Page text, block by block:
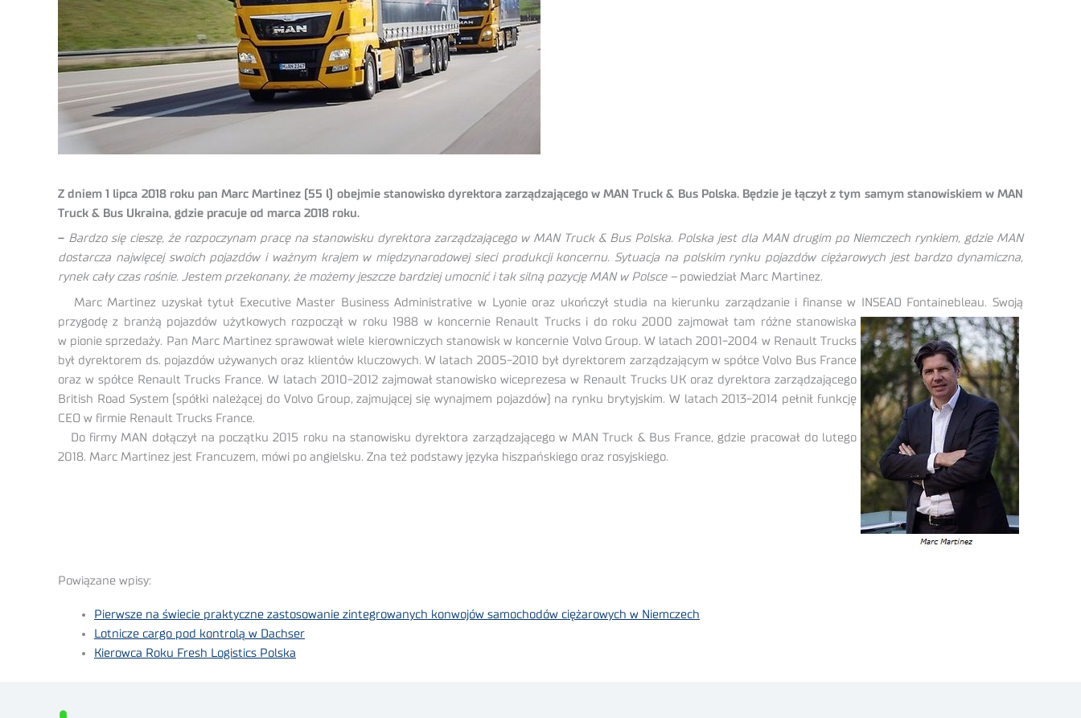
Z dniem 1 lipca 2018 roku pan Marc Martinez (55 l) obejmie stanowisko dyrektora zarządzającego w MAN Truck & Bus Polska. Będzie je łączył z tym samym stanowiskiem w MAN
Truck & Bus Ukraina, gdzie pracuje od marca 2018 roku.
– Bardzo się cieszę, że rozpoczynam pracę na stanowisku dyrektora zarządzającego w MAN Truck & Bus Polska. Polska jest dla MAN drugim po Niemczech rynkiem, gdzie MAN
dostarcza najwięcej swoich pojazdów i ważnym krajem w międzynarodowej sieci produkcji koncernu. Sytuacja na polskim rynku pojazdów ciężarowych jest bardzo dynamiczna,
rynek cały czas rośnie. Jestem przekonany, że możemy jeszcze bardziej umocnić i tak silną pozycję MAN w Polsce – powiedział Marc Martinez.
Marc Martinez uzyskał tytuł Executive Master Business Administrative w Lyonie oraz ukończył studia na kierunku zarządzanie i finanse w INSEAD Fontainebleau. Swoją
przygodę z branżą pojazdów użytkowych rozpoczął w roku 1988 w koncernie Renault Trucks i do roku 2000 zajmował tam różne stanowiska
w pionie sprzedaży. Pan Marc Martinez sprawował wiele kierowniczych stanowisk w koncernie Volvo Group. W latach 2001-2004 w Renault Trucks
był dyrektorem ds. pojazdów używanych oraz klientów kluczowych. W latach 2005-2010 był dyrektorem zarządzającym w spółce Volvo Bus France
oraz w spółce Renault Trucks France. W latach 2010-2012 zajmował stanowisko wiceprezesa w Renault Trucks UK oraz dyrektora zarządzającego
British Road System (spółki należącej do Volvo Group, zajmującej się wynajmem pojazdów) na rynku brytyjskim. W latach 2013-2014 pełnił funkcję
CEO w firmie Renault Trucks France.
Do firmy MAN dołączył na początku 2015 roku na stanowisku dyrektora zarządzającego w MAN Truck & Bus France, gdzie pracował do lutego
2018. Marc Martinez jest Francuzem, mówi po angielsku. Zna też podstawy języka hiszpańskiego oraz rosyjskiego.
Powiązane wpisy:
Pierwsze na świecie praktyczne zastosowanie zintegrowanych konwojów samochodów ciężarowych w Niemczech
Lotnicze cargo pod kontrolą w Dachser
Kierowca Roku Fresh Logistics Polska